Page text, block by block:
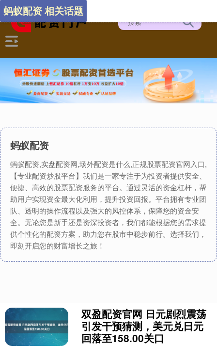
蚂蚁配资
蚂蚁配资,实盘配资网,场外配资是什么,正规股票配资官网入口,
【专业配资炒股平台】我们是一家专注于为投资者提供安全、
便捷、高效的股票配资服务的平台。通过灵活的资金杠杆，帮
助用户实现资金最大化利用，提升投资回报。平台拥有专业团
队、透明的操作流程以及强大的风控体系，保障您的资金安
全。无论您是新手还是资深投资者，我们都能根据您的需求提
供个性化的配资方案，助力您在股市中稳步前行。选择我们，
即刻开启您的财富增长之旅！
蚂蚁配资 相关话题
双盈配资官网 日元剧烈震荡
引发干预猜测，美元兑日元
回落至158.00关口